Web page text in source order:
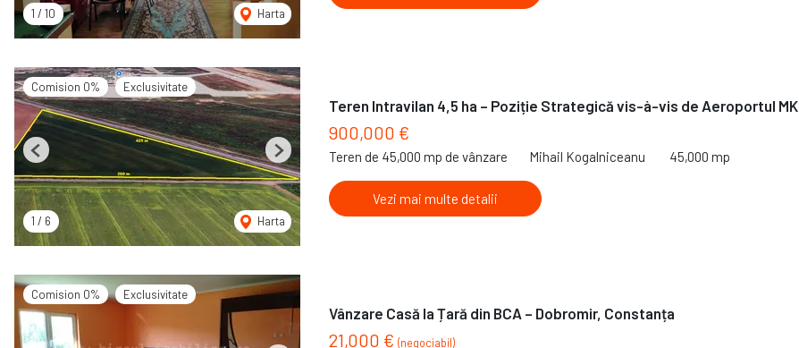
1 / 10 Harta
Comision 0% Exclusivitate
1 / 6 Harta
Previous Next
Teren Intravilan 4,5 ha – Poziție Strategică vis-à-vis de Aeroportul MK
900,000 €
Teren de 45,000 mp de vânzare Mihail Kogalniceanu 45,000 mp
Vezi mai multe detalii
Comision 0% Exclusivitate
Vânzare Casă la Țară din BCA – Dobromir, Constanța
21,000 € (negociabil)